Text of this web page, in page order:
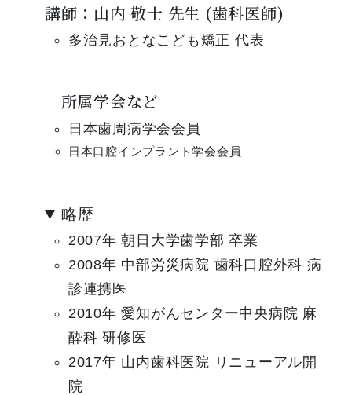
講師：山内 敬士 先生 (歯科医師)
多治見おとなこども矯正 代表
所属学会など
日本歯周病学会会員
日本口腔インプラント学会会員
略歴
2007年 朝日大学歯学部 卒業
2008年 中部労災病院 歯科口腔外科 病
診連携医
2010年 愛知がんセンター中央病院 麻
酔科 研修医
2017年 山内歯科医院 リニューアル開
院